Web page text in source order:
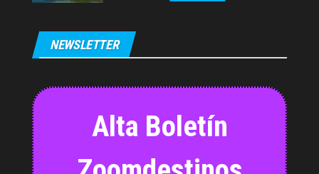
NEWSLETTER
Alta Boletín